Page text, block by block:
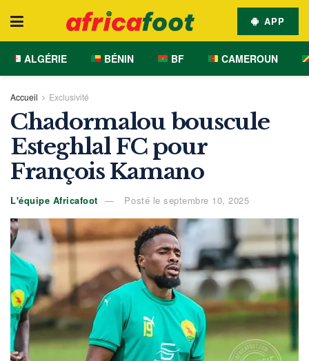
APP
ALGÉRIE BÉNIN BF CAMEROUN
Accueil Exclusivité
Chadormalou bouscule
Esteghlal FC pour
François Kamano
L'équipe Africafoot Posté le septembre 10, 2025